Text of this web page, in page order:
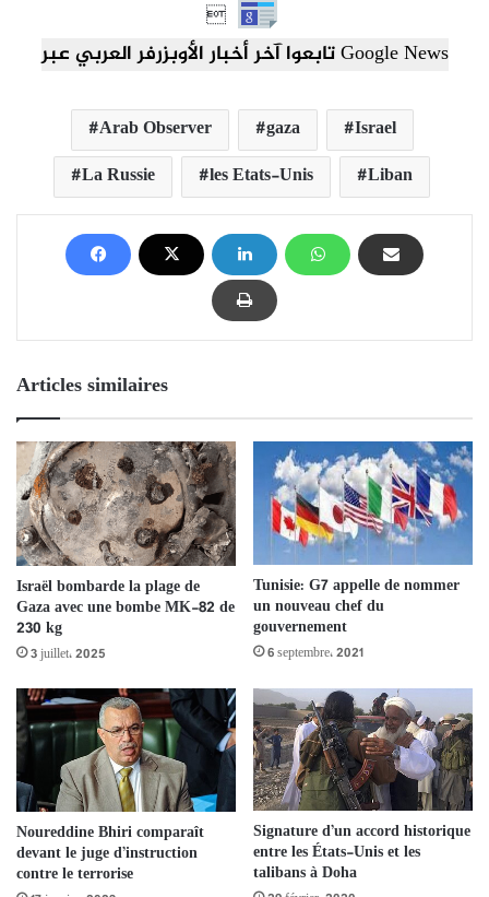

تابعوا آخر أخبار الأوبزرفر العربي عبر Google News
Arab Observer gaza
Israel
La Russie
les Etats-Unis Liban
Articles similaires
Israël bombarde la plage de
Gaza avec une bombe MK-82 de
230 kg
3 juillet، 2025
Tunisie: G7 appelle de nommer
un nouveau chef du
gouvernement
6 septembre، 2021
Noureddine Bhiri comparaît
devant le juge d’instruction
contre le terrorise
Signature d’un accord historique
entre les États-Unis et les
talibans à Doha